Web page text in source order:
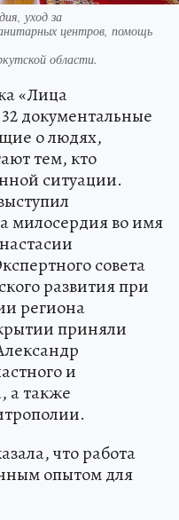
уход за
центров, помощь
области.
«Лица
документальные
о людях,
тем, кто
ситуации.
милосердия во имя
совета
развития при
региона
приняли
и
а также
что работа
опытом для